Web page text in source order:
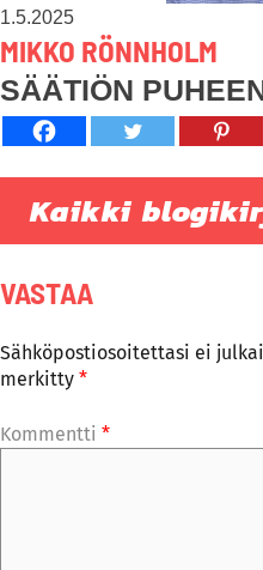
1.5.2025
MIKKO RÖNNHOLM
SÄÄTIÖN
Kaikki
VASTAA
Sähköpostiosoitettasi ei
merkitty *
Kommentti *